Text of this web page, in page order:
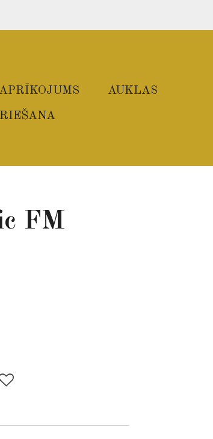
AUKLAS
FM